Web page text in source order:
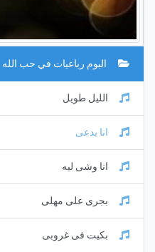
البوم رباعيات في حب الله
الليل طويل
انا بدعى
انا وشى ليه
بجرى على مهلى
بكيت فى غروبى